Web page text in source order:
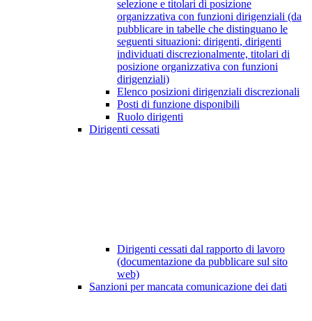
selezione e titolari di posizione
organizzativa con funzioni dirigenziali (da
pubblicare in tabelle che distinguano le
seguenti situazioni: dirigenti, dirigenti
individuati discrezionalmente, titolari di
posizione organizzativa con funzioni
dirigenziali)
Elenco posizioni dirigenziali discrezionali
Posti di funzione disponibili
Ruolo dirigenti
Dirigenti cessati
Dirigenti cessati dal rapporto di lavoro
(documentazione da pubblicare sul sito
web)
Sanzioni per mancata comunicazione dei dati